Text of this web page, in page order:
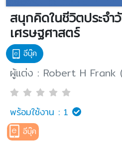
สนุกคิดในชีวิตประจำ
เศรษฐศาสตร์
อีบุ๊ค
ผู้แต่ง : Robert H Frank
พร้อมใช้งาน : 1
อีบุ๊ค